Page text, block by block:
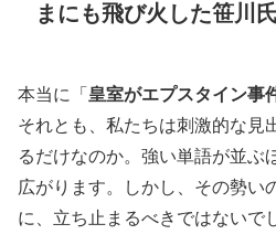
まにも飛び火した笹川
本当に「 皇室がエプスタイン事
それとも、私たちは刺激的な見
るだけなのか。強い単語が並ぶ
広がります。しかし、その勢い
に、立ち止まるべきではないで